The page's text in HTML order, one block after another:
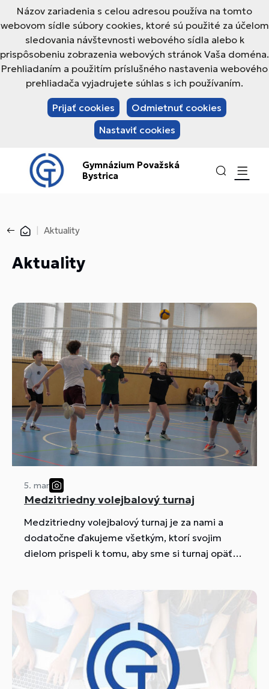
Názov zariadenia s celou adresou používa na tomto
webovom sídle súbory cookies, ktoré sú použité za účelom
sledovania návštevnosti webového sídla alebo k
prispôsobeniu zobrazenia webových stránok Vaša doména.
Prehliadaním a použitím príslušného nastavenia webového
prehliadača vyjadrujete súhlas s ich používaním.
Prijať cookies
Odmietnuť cookies
Nastaviť cookies
Gymnázium Považská
Bystrica
Aktuality
Aktuality
5. mar
Medzitriedny volejbalový turnaj
Medzitriedny volejbalový turnaj je za nami a
dodatočne ďakujeme všetkým, ktorí svojim
dielom prispeli k tomu, aby sme si turnaj opäť